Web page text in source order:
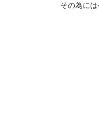
その為に